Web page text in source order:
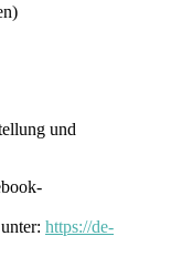
und
https://de-